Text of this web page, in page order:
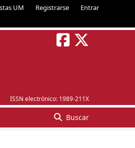
UM Registrarse Entrar
ISSN electrónico: 1989-211X
Buscar